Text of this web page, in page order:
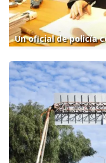
Un oficial de policía